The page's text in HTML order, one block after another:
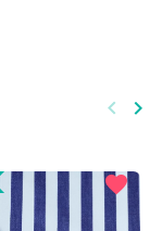
keyboard_arrow_left keyboard_arrow_right
favorite